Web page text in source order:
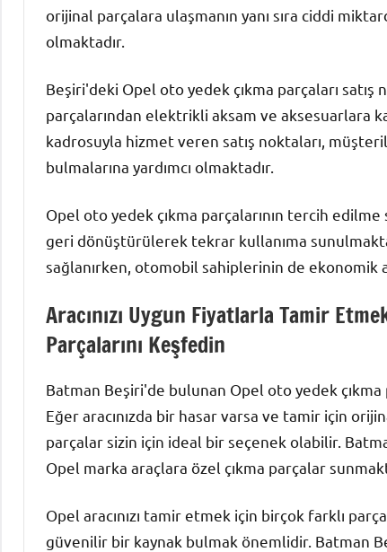
orijinal parçalara ulaşmanın yanı sıra ciddi
olmaktadır.
Beşiri'deki Opel oto yedek çıkma parçaları
parçalarından elektrikli aksam ve aksesuarlara
kadrosuyla hizmet veren satış noktaları,
bulmalarına yardımcı olmaktadır.
Opel oto yedek çıkma parçalarının tercih
geri dönüştürülerek tekrar kullanıma
sağlanırken, otomobil sahiplerinin de ekonomik
Aracınızı Uygun Fiyatlarla Tamir
Parçalarını Keşfedin
Batman Beşiri'de bulunan Opel oto yedek çıkma
Eğer aracınızda bir hasar varsa ve tamir için
parçalar sizin için ideal bir seçenek olabilir.
Opel marka araçlara özel çıkma parçalar
Opel aracınızı tamir etmek için birçok farklı
güvenilir bir kaynak bulmak önemlidir. Batman